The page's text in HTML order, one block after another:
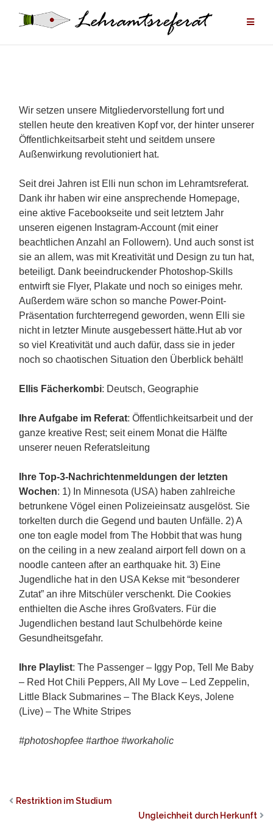
Wir setzen unsere Mitgliedervorstellung fort und
stellen heute den kreativen Kopf vor, der hinter unserer
Öffentlichkeitsarbeit steht und seitdem unsere
Außenwirkung revolutioniert hat.
Seit drei Jahren ist Elli nun schon im Lehramtsreferat.
Dank ihr haben wir eine ansprechende Homepage,
eine aktive Facebookseite und seit letztem Jahr
unseren eigenen Instagram-Account (mit einer
beachtlichen Anzahl an Followern). Und auch sonst ist
sie an allem, was mit Kreativität und Design zu tun hat,
beteiligt. Dank beeindruckender Photoshop-Skills
entwirft sie Flyer, Plakate und noch so einiges mehr.
Außerdem wäre schon so manche Power-Point-
Präsentation furchterregend geworden, wenn Elli sie
nicht in letzter Minute ausgebessert hätte.Hut ab vor
so viel Kreativität und auch dafür, dass sie in jeder
noch so chaotischen Situation den Überblick behält!
Ellis Fächerkombi: Deutsch, Geographie
Ihre Aufgabe im Referat: Öffentlichkeitsarbeit und der
ganze kreative Rest; seit einem Monat die Hälfte
unserer neuen Referatsleitung
Ihre Top-3-Nachrichtenmeldungen der letzten
Wochen: 1) In Minnesota (USA) haben zahlreiche
betrunkene Vögel einen Polizeieinsatz ausgelöst. Sie
torkelten durch die Gegend und bauten Unfälle. 2) A
one ton eagle model from The Hobbit that was hung
on the ceiling in a new zealand airport fell down on a
noodle canteen after an earthquake hit. 3) Eine
Jugendliche hat in den USA Kekse mit “besonderer
Zutat” an ihre Mitschüler verschenkt. Die Cookies
enthielten die Asche ihres Großvaters. Für die
Jugendlichen bestand laut Schulbehörde keine
Gesundheitsgefahr.
Ihre Playlist: The Passenger – Iggy Pop, Tell Me Baby
– Red Hot Chili Peppers, All My Love – Led Zeppelin,
Little Black Submarines – The Black Keys, Jolene
(Live) – The White Stripes
#photoshopfee #arthoe #workaholic
Restriktion im Studium
Ungleichheit durch Herkunft